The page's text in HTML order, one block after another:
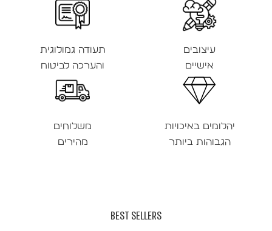
עיצובים
אישיים
תעודה גמולוגית
והערכה לביטוח
יהלומים באיכויות
הגבוהות ביותר
משלוחים
מהירים
BEST SELLERS